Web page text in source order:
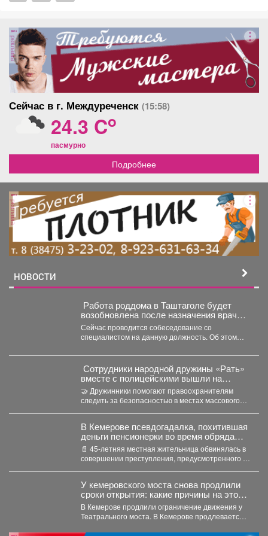
реклама
Сейчас в г. Междуреченск (15:58)
24.3 Co
пасмурно
Подробнее
реклама
НОВОСТИ
️ Работа роддома в Таштаголе будет
возобновлена после назначения врача-
неонатолога.
Сейчас проводится собеседование со
специалистом на данную должность. Об этом
Сотрудники народной дружины «Рать»
вместе с полицейскими вышли на
патрулирование центральной части
Мысков
🤝 Дружинники помогают правоохранителям
следить за безопасностью в местах массового
В Кемерове псевдогадалка, похитившая
деньги пенсионерки во время обряда
снятия порчи, отправилась в колонию-
поселение
📄 45-летняя местная жительница обвинялась в
совершении преступления, предусмотренного ч.
У кемеровского моста снова продлили
сроки открытия: какие причины на этот
раз
В Кемерове продлили ограничение движения у
Театрального моста. В Кемерове продлевается